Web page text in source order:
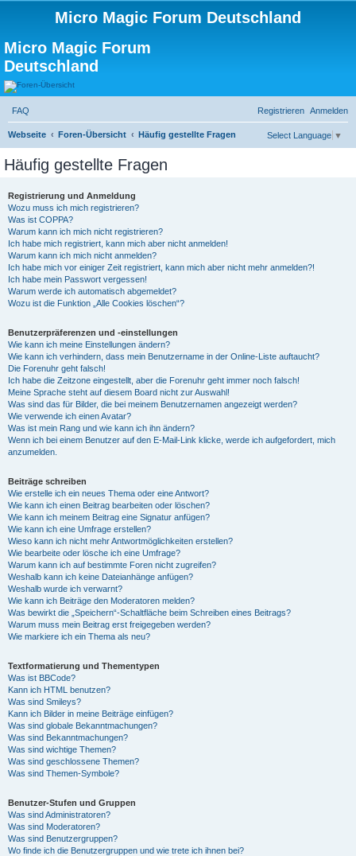
Micro Magic Forum Deutschland
Micro Magic Forum
Deutschland
FAQ Anmelden
Registrieren
Webseite Foren-Übersicht
Häufig gestellte Fragen
S
Select Language ▼
Häufig gestellte Fragen
Registrierung und Anmeldung
Wozu muss ich mich registrieren?
Was ist COPPA?
Warum kann ich mich nicht registrieren?
Ich habe mich registriert, kann mich aber nicht anmelden!
Warum kann ich mich nicht anmelden?
Ich habe mich vor einiger Zeit registriert, kann mich aber nicht mehr anmelden?!
Ich habe mein Passwort vergessen!
Warum werde ich automatisch abgemeldet?
Wozu ist die Funktion „Alle Cookies löschen“?
Benutzerpräferenzen und -einstellungen
Wie kann ich meine Einstellungen ändern?
Wie kann ich verhindern, dass mein Benutzername in der Online-Liste auftaucht?
Die Forenuhr geht falsch!
Ich habe die Zeitzone eingestellt, aber die Forenuhr geht immer noch falsch!
Meine Sprache steht auf diesem Board nicht zur Auswahl!
Was sind das für Bilder, die bei meinem Benutzernamen angezeigt werden?
Wie verwende ich einen Avatar?
Was ist mein Rang und wie kann ich ihn ändern?
Wenn ich bei einem Benutzer auf den E-Mail-Link klicke, werde ich aufgefordert, mich
anzumelden.
Beiträge schreiben
Wie erstelle ich ein neues Thema oder eine Antwort?
Wie kann ich einen Beitrag bearbeiten oder löschen?
Wie kann ich meinem Beitrag eine Signatur anfügen?
Wie kann ich eine Umfrage erstellen?
Wieso kann ich nicht mehr Antwortmöglichkeiten erstellen?
Wie bearbeite oder lösche ich eine Umfrage?
Warum kann ich auf bestimmte Foren nicht zugreifen?
Weshalb kann ich keine Dateianhänge anfügen?
Weshalb wurde ich verwarnt?
Wie kann ich Beiträge den Moderatoren melden?
Was bewirkt die „Speichern“-Schaltfläche beim Schreiben eines Beitrags?
Warum muss mein Beitrag erst freigegeben werden?
Wie markiere ich ein Thema als neu?
Textformatierung und Thementypen
Was ist BBCode?
Kann ich HTML benutzen?
Was sind Smileys?
Kann ich Bilder in meine Beiträge einfügen?
Was sind globale Bekanntmachungen?
Was sind Bekanntmachungen?
Was sind wichtige Themen?
Was sind geschlossene Themen?
Was sind Themen-Symbole?
Benutzer-Stufen und Gruppen
Was sind Administratoren?
Was sind Moderatoren?
Was sind Benutzergruppen?
Wo finde ich die Benutzergruppen und wie trete ich ihnen bei?